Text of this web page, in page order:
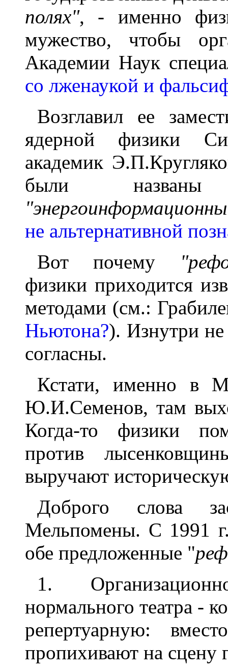
полях", - именно
мужество, чтобы
Академии Наук
со лженаукой и
Возглавил ее
ядерной физики
академик
были
не альтернативной
Вот почему
физики приходится
методами (см.:
Ньютона?). Изнутри
согласны.
Кстати, именно в
Ю.И.Семенов, там
Когда-то физики
против
выручают
Доброго слова
Мельпомены. С 1991
обе предложенные "
1.
нормального театра -
репертуарную:
пропихивают на сцену